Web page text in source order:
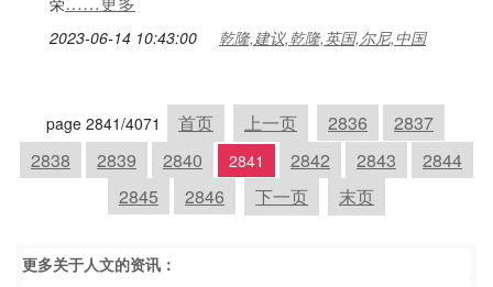
2023-06-14 10:43:00 乾隆,建议,乾隆,英国,尔尼,中国
page 2841/4071 首页 上一页 2836
2837
2838
2839 2840 2841 2842 2843
2844
2845
2846 下一页 末页
更多关于人文的资讯：